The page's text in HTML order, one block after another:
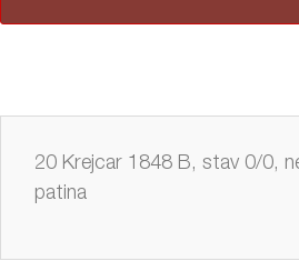
20 Krejcar 1848 B, stav 0/0,
patina